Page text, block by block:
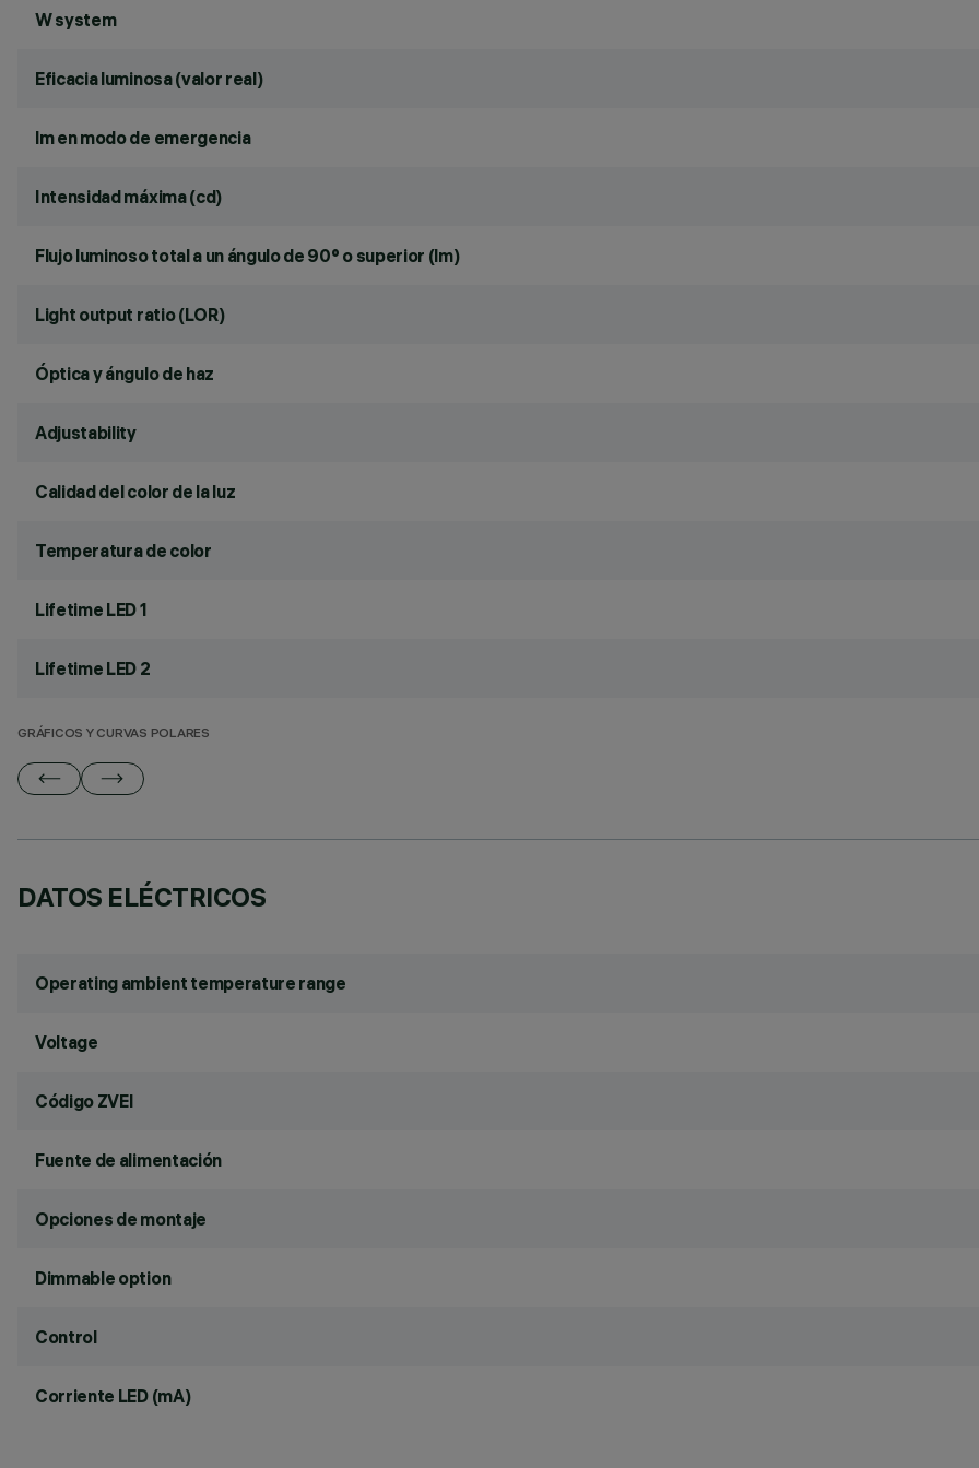
W system
Eficacia luminosa (valor real)
lm en modo de emergencia
Intensidad máxima (cd)
Flujo luminoso total a un ángulo de 90° o superior (lm)
Light output ratio (LOR)
Óptica y ángulo de haz
Adjustability
Calidad del color de la luz
Temperatura de color
Lifetime LED 1
Lifetime LED 2
GRÁFICOS Y CURVAS POLARES
DATOS ELÉCTRICOS
Operating ambient temperature range
Voltage
Código ZVEI
Fuente de alimentación
Opciones de montaje
Dimmable option
Control
Corriente LED (mA)